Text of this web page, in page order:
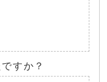
すか？